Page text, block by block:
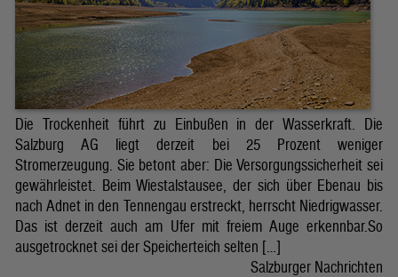
Die Trockenheit führt zu Einbußen in der Wasserkraft. Die
Salzburg AG liegt derzeit bei 25 Prozent weniger
Stromerzeugung. Sie betont aber: Die Versorgungssicherheit sei
gewährleistet. Beim Wiestalstausee, der sich über Ebenau bis
nach Adnet in den Tennengau erstreckt, herrscht Niedrigwasser.
Das ist derzeit auch am Ufer mit freiem Auge erkennbar.So
ausgetrocknet sei der Speicherteich selten […]
Salzburger Nachrichten